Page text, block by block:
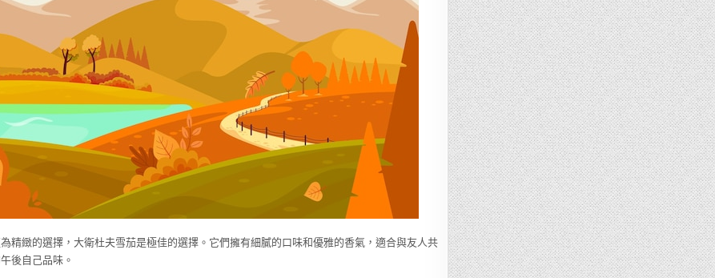
精緻的選擇，大衛杜夫雪茄是極佳的選擇。它們擁有細膩的口味和優雅的香氣，適合與友人共
後自己品味。